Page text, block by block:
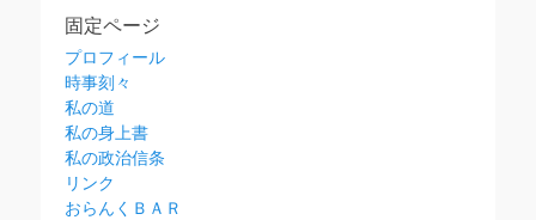
固定ページ
プロフィール
時事刻々
私の道
私の身上書
私の政治信条
リンク
おらんくＢＡＲ